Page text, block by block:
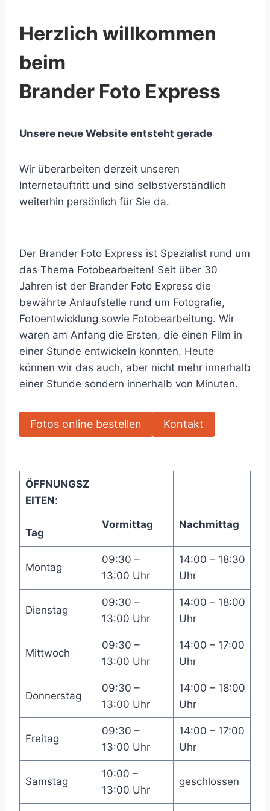
Herzlich willkommen
beim
Brander Foto Express
Unsere neue Website entsteht gerade
Wir überarbeiten derzeit unseren
Internetauftritt und sind selbstverständlich
weiterhin persönlich für Sie da.
Der Brander Foto Express ist Spezialist rund um
das Thema Fotobearbeiten! Seit über 30
Jahren ist der Brander Foto Express die
bewährte Anlaufstelle rund um Fotografie,
Fotoentwicklung sowie Fotobearbeitung. Wir
waren am Anfang die Ersten, die einen Film in
einer Stunde entwickeln konnten. Heute
können wir das auch, aber nicht mehr innerhalb
einer Stunde sondern innerhalb von Minuten.
Fotos online bestellen Kontakt
ÖFFNUNGSZ
EITEN:
Tag
Vormittag Nachmittag
Montag
09:30 –
13:00 Uhr
14:00 – 18:30
Uhr
Dienstag
09:30 –
13:00 Uhr
14:00 – 18:00
Uhr
Mittwoch
09:30 –
13:00 Uhr
14:00 – 17:00
Uhr
Donnerstag
09:30 –
13:00 Uhr
14:00 – 18:00
Uhr
Freitag
09:30 –
13:00 Uhr
14:00 – 17:00
Uhr
Samstag
10:00 –
13:00 Uhr
geschlossen